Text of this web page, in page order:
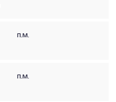
п.м.
п.м.